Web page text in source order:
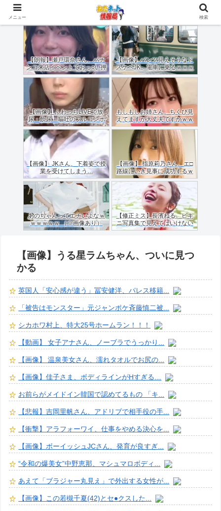
【朗報】瀬戸環奈さん、パチ
ンコ来店イベントでおっ○い押
しつけてくれる（画像あり）
【画像】パンツ見えそうなド
スケベJK、電車に乗るｗｗｗ
ｗｗｗｗｗｗｗｗｗｗｗｗ
【画像】 ふわっちLIVEで放
尿・飲尿・嘔吐のフルコンボ
配信した女のご尊顔がこちら
ｗｗｗｗ
もしもしお姉さん、ちくび見
えてますが大丈夫ですかｗｗ
ｗｗｗｗ
【画像】 JKさん、下着姿で授
業を受けてしまう…
【画像】 指原莉乃さん、エ□
路線にいき見事に成功するｗ
ｗｗ
あのちゃんってエチいよなｗ
ｗｗｗｗｗ （※画像あり）
【修正ミス】長濱ねる、ビキ
ニ写真集で見えてはいけない
ものが映る…
【画像】うる星ラムちゃん、ついに見つ
かる
英国人「安心感が違う」冨安健洋、パレス移籍...
「被告はモンスター」元ジャンポケ斉藤慎二被...
シカホワ村上、特大25号ホームラン！！！
【動画】 女子アナさん、ノーブラでうっかり...
【画像】 温泉美女さん、濡れタオルでお尻の...
【画像】佳子さま、ボディラインがHすぎる…
お前らがメイドイン韓国で認めてるもの 「キ...
【悲報】吉岡里帆さん、アドリブで相手役の手...
【衝撃】アラフォーワイ、仕事をやめる決心を...
【画像】ボーイッシュJCさん、発育が良すぎ...
“令和の爆美女”中野恵那、マシュマロボディ...
あえて「ブラジャー丸見え」で外出する女性が...
【画像】この若槻千夏(42)とセ●クスした...
メニュー 検索